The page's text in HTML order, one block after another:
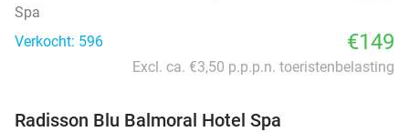
Spa
Verkocht: 596
€149
Excl. ca. €3,50 p.p.p.n. toeristenbelasting
Radisson Blu Balmoral Hotel Spa